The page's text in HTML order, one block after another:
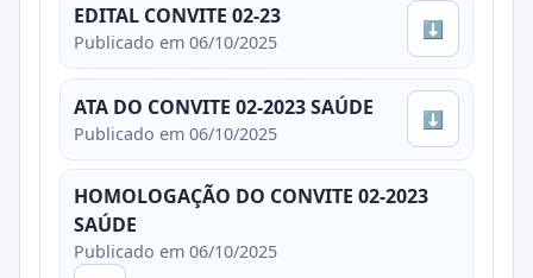
EDITAL CONVITE 02-23
Publicado em 06/10/2025
⬇
ATA DO CONVITE 02-2023 SAÚDE
Publicado em 06/10/2025
⬇
HOMOLOGAÇÃO DO CONVITE 02-2023
SAÚDE
Publicado em 06/10/2025